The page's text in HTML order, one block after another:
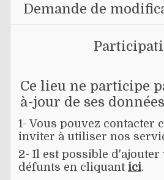
Demande de
Ce lieu ne participe
à-jour de ses
1- Vous pouvez contacter
inviter à utiliser nos
2- Il est possible d'ajouter
défunts en cliquant ici.